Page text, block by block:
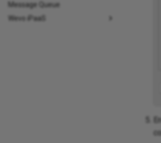
Message Queue
Wevo iPaaS